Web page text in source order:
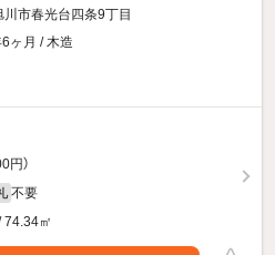
川市春光台四条9丁目
ヶ月 / 木造
円）
不要
74.34㎡